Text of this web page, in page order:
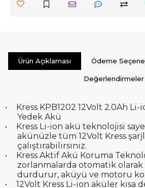
Ürün Açıklaması Ödeme
Değerlendirmeler
•
Kress KPB1202 12Volt 2.0Ah Li-
Yedek Akü
•
Kress Li-ion akü teknolojisi
akünüzle tüm 12Volt Kress
çalıştırabilirsiniz.
•
Kress Aktif Akü Koruma
zorlanmalarda otomatik
durdurur, aküyü ve motoru
•
12Volt Kress Li-ion aküler kısa